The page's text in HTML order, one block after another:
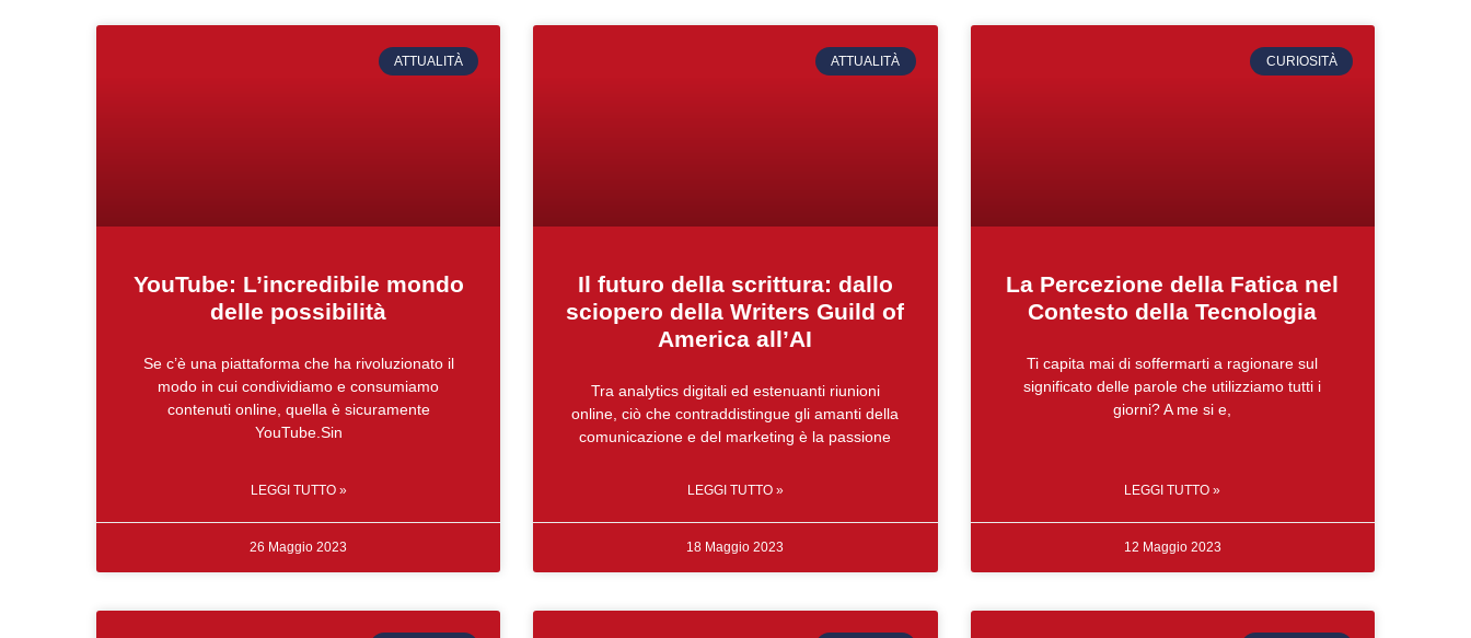
ATTUALITÀ
YouTube: L’incredibile mondo
delle possibilità
Se c’è una piattaforma che ha rivoluzionato il
modo in cui condividiamo e consumiamo
contenuti online, quella è sicuramente
YouTube.Sin
LEGGI TUTTO »
26 Maggio 2023
ATTUALITÀ
Il futuro della scrittura: dallo
sciopero della Writers Guild of
America all’AI
Tra analytics digitali ed estenuanti riunioni
online, ciò che contraddistingue gli amanti della
comunicazione e del marketing è la passione
LEGGI TUTTO »
18 Maggio 2023
CURIOSITÀ
La Percezione della Fatica nel
Contesto della Tecnologia
Ti capita mai di soffermarti a ragionare sul
significato delle parole che utilizziamo tutti i
giorni? A me si e,
LEGGI TUTTO »
12 Maggio 2023